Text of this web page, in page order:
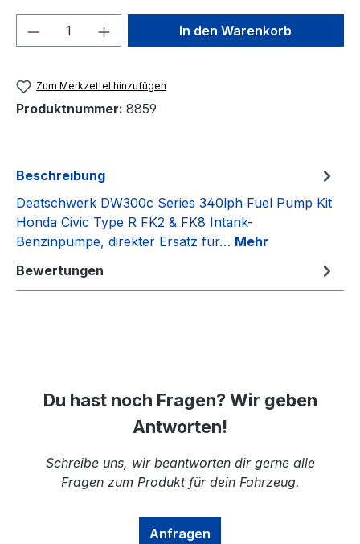
Produkt Anzahl: Gib denIn den Warenkorb
Zum Merkzettel hinzufügen
Produktnummer: 8859
Beschreibung
Deatschwerk DW300c Series 340lph Fuel Pump Kit
Honda Civic Type R FK2 & FK8 Intank-
Benzinpumpe, direkter Ersatz für… Mehr
Bewertungen
Du hast noch Fragen? Wir geben
Antworten!
Schreibe uns, wir beantworten dir gerne alle
Fragen zum Produkt für dein Fahrzeug.
Anfragen